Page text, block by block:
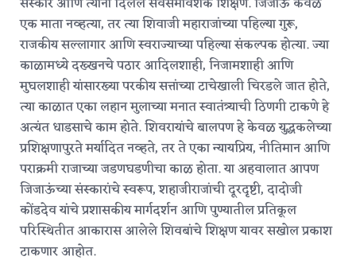
एक माता नव्हत्या, तर त्या शिवाजी महाराजांच्या पहिल्या गुरू,
राजकीय सल्लागार आणि स्वराज्याच्या पहिल्या संकल्पक होत्या. ज्या
काळामध्ये दख्खनचे पठार आदिलशाही, निजामशाही आणि
मुघलशाही यांसारख्या परकीय सत्तांच्या टाचेखाली चिरडले जात होते,
त्या काळात एका लहान मुलाच्या मनात स्वातंत्र्याची ठिणगी टाकणे हे
अत्यंत धाडसाचे काम होते. शिवरायांचे बालपण हे केवळ युद्धकलेच्या
प्रशिक्षणापुरते मर्यादित नव्हते, तर ते एका न्यायप्रिय, नीतिमान आणि
पराक्रमी राजाच्या जडणघडणीचा काळ होता.या अहवालात आपण
जिजाऊंच्या संस्कारांचे स्वरूप, शहाजीराजांची दूरदृष्टी, दादोजी
कोंडदेव यांचे प्रशासकीय मार्गदर्शन आणि पुण्यातील प्रतिकूल
परिस्थितीत आकारास आलेले शिवबांचे शिक्षण यावर सखोल प्रकाश
टाकणार आहोत.